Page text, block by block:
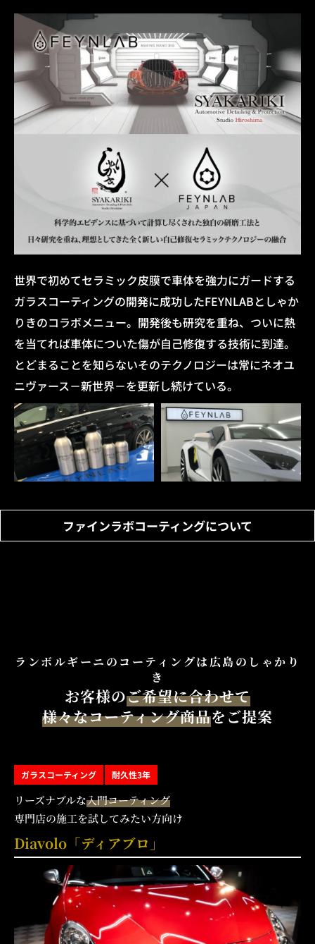
世界で初めてセラミック皮膜で車体を強力にガードする
ガラスコーティングの開発に成功したFEYNLABとしゃか
りきのコラボメニュー。 開発後も研究を重ね、ついに熱
を当てれば車体についた傷が自己修復する技術に到達。
とどまることを知らないそのテクノロジーは常にネオユ
ニヴァース－新世界－を更新し続けている。
ファインラボコーティングについて
ランボルギーニのコーティングは広島のしゃかり
き
お客様のご希望に合わせて
様々なコーティング商品をご提案
ガラスコーティング 耐久性3年
リーズナブルな入門コーティング
専門店の施工を試してみたい方向け
Diavolo「ディアブロ」